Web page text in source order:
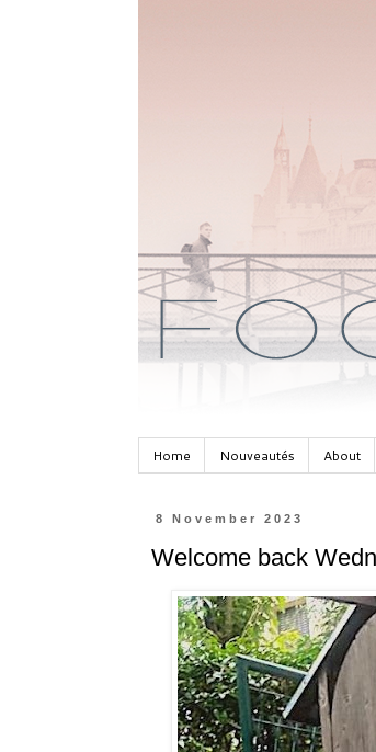
Home Nouveautés About
8 November 2023
Welcome back